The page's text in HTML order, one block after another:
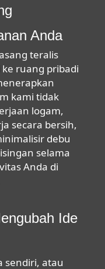
Anda
teralis
ruang pribadi
kami tidak
logam,
secara bersih,
debu
selama
Anda di
Ide
sendiri, atau